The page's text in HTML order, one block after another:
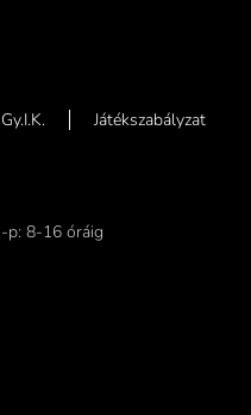
Gy.I.K.
Játékszabályzat
p: 8-16 óráig